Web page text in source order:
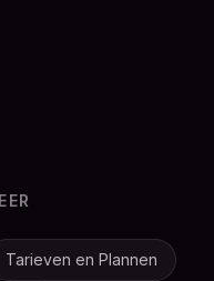
Tarieven en Plannen